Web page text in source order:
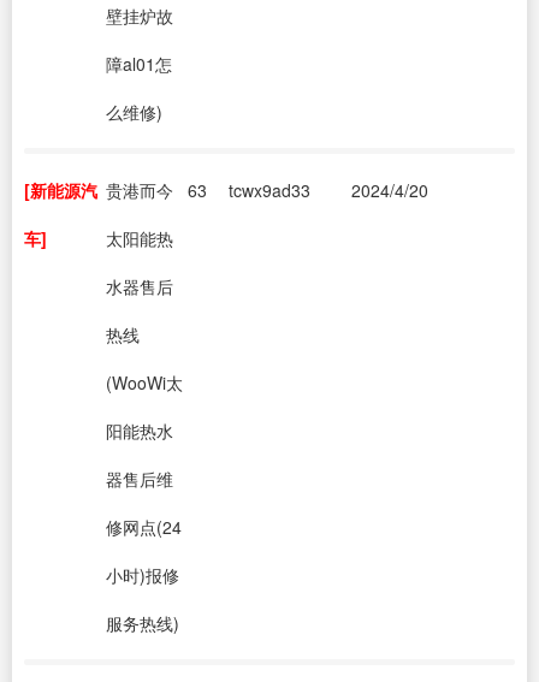
壁挂炉故
障al01怎
么维修)
[新能源汽
车]
贵港而今
太阳能热
水器售后
热线
(WooWi太
阳能热水
器售后维
修网点(24
小时)报修
服务热线)
63 tcwx9ad33 2024/4/20